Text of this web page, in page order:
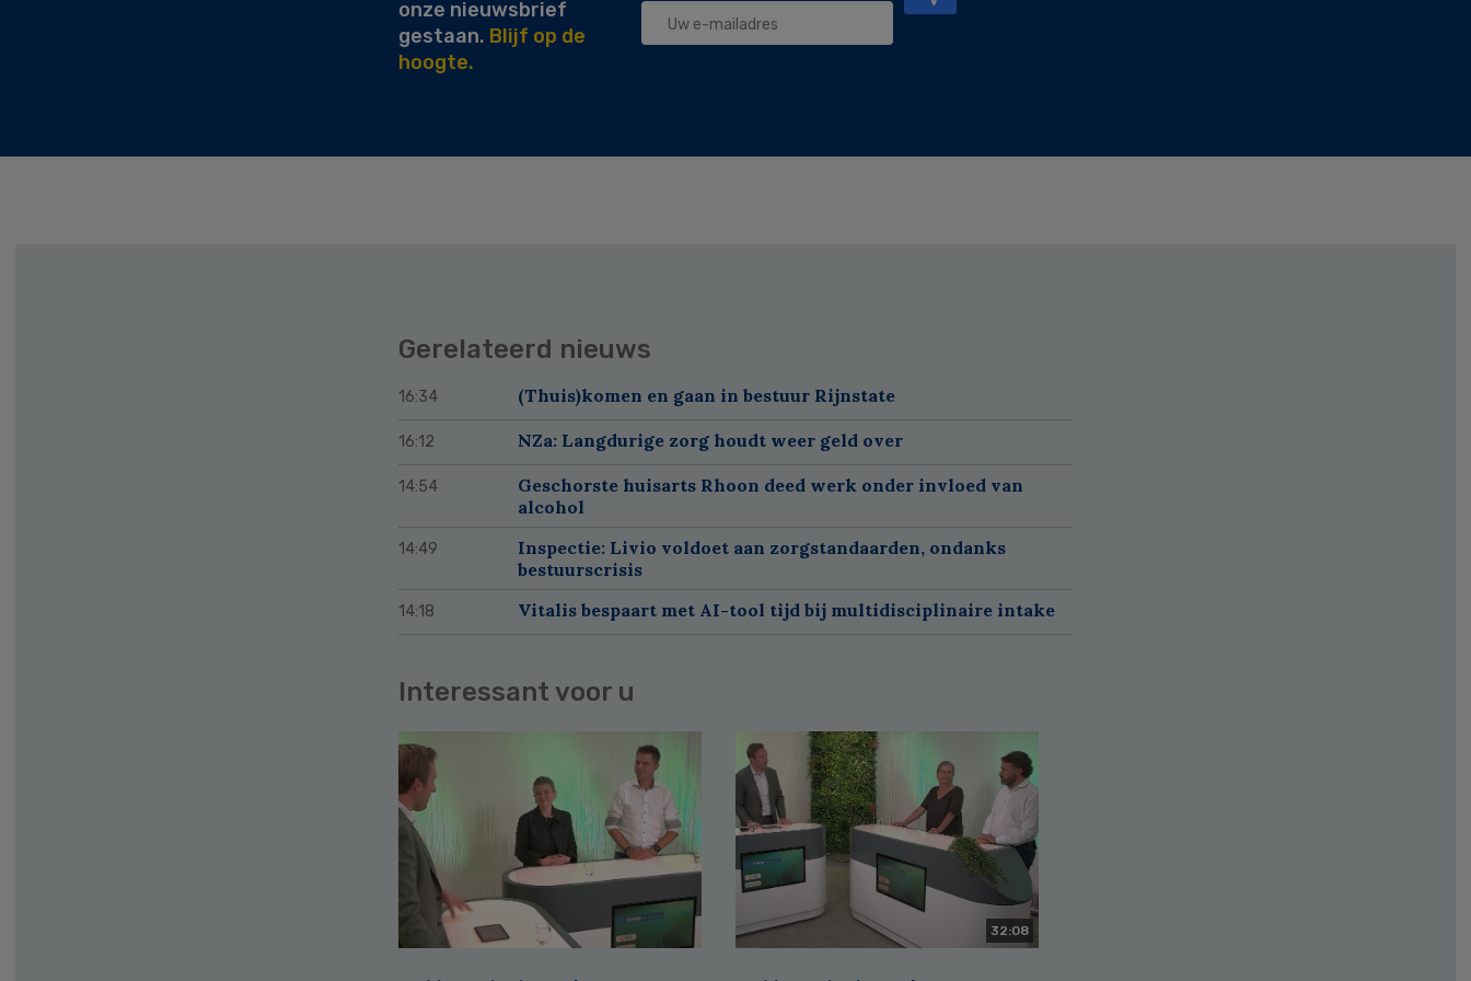
onze nieuwsbrief
gestaan. Blijf op de
hoogte.
Gerelateerd nieuws
16:34 (Thuis)komen en gaan in bestuur Rijnstate
16:12 NZa: Langdurige zorg houdt weer geld over
14:54
Geschorste huisarts Rhoon deed werk onder invloed van
alcohol
14:49
Inspectie: Livio voldoet aan zorgstandaarden, ondanks
bestuurscrisis
14:18 Vitalis bespaart met AI-tool tijd bij multidisciplinaire intake
Interessant voor u
32:08